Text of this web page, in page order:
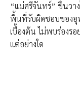
“แม่ศรีจันทร์” ขึ้นวา
พื้นที่รับผิดชอบของอุ
เบื้องต้น ไม่พบร่องรอ
แต่อย่างใด